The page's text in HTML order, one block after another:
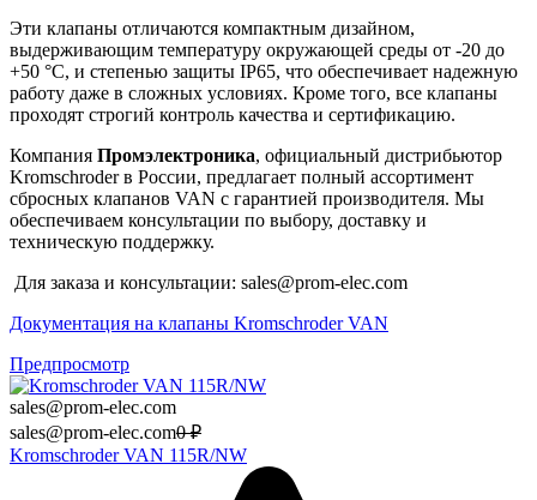
Эти клапаны отличаются компактным дизайном,
выдерживающим температуру окружающей среды от -20 до
+50 °C, и степенью защиты IP65, что обеспечивает надежную
работу даже в сложных условиях. Кроме того, все клапаны
проходят строгий контроль качества и сертификацию.
Компания Промэлектроника, официальный дистрибьютор
Kromschroder в России, предлагает полный ассортимент
сбросных клапанов VAN с гарантией производителя. Мы
обеспечиваем консультации по выбору, доставку и
техническую поддержку.
Для заказа и консультации: sales@prom-elec.com
Документация на клапаны Kromschroder VAN
Предпросмотр
sales@prom-elec.com
sales@prom-elec.com0 ₽
Kromschroder VAN 115R/NW